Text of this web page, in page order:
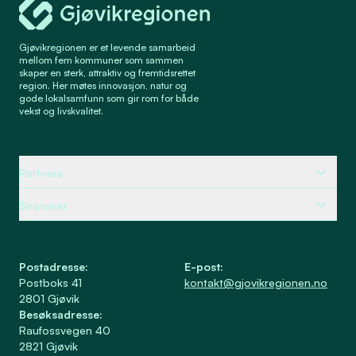
Gjøvikregionen er et levende samarbeid
mellom fem kommuner som sammen
skaper en sterk, attraktiv og fremtidsrettet
region. Her møtes innovasjon, natur og
gode lokalsamfunn som gir rom for både
vekst og livskvalitet.
Partnere
Snarveier
Postadresse:
Postboks 41
2801 Gjøvik
Besøksadresse:
Raufossvegen 40
2821 Gjøvik
E-post:
kontakt@gjovikregionen.no